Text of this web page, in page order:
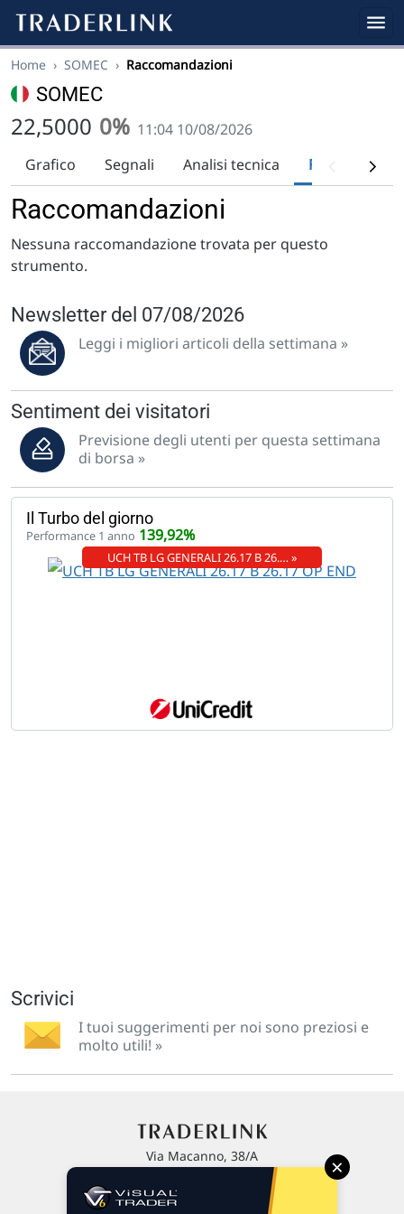
Home › SOMEC › Raccomandazioni
SOMEC
22,5000 0% 11:04 10/08/2026
Grafico
Segnali Analisi tecnica
Raccomandazioni
Nessuna raccomandazione trovata per questo
strumento.
Newsletter del 07/08/2026
Leggi i migliori articoli della settimana »
Sentiment dei visitatori
Previsione degli utenti per questa settimana
di borsa »
Il Turbo del giorno
Performance 1 anno 139,92%
UCH TB LG GENERALI 26.17 B 26.… »
Scrivici
I tuoi suggerimenti per noi sono preziosi e
molto utili! »
Via Macanno, 38/A
P.IVA 02 452 460 401
×